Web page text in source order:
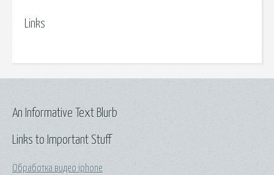
Links
Links to Important Stuff
Обработка видео iphone
An Informative Text Blurb